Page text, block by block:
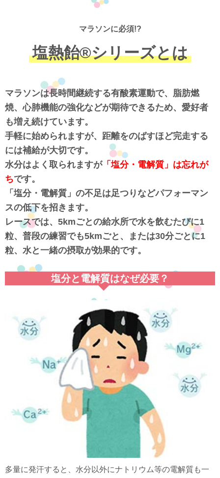
マラソンに必須!?
塩熱飴®シリーズとは
マラソンは長時間継続する有酸素運動で、脂肪燃
焼、心肺機能の強化などが期待できるため、愛好者
も増え続けています。
手軽に始められますが、距離をのばすほど完走する
には補給が大切です。
水分はよく取られますが「塩分・電解質」は忘れが
ちです。
「塩分・電解質」の不足は足つりなどパフォーマン
スの低下を招きます。
レースでは、5kmごとの給水所で水を飲むたびに1
粒、普段の練習でも5kmごと、または30分ごとに1
粒、水と一緒の摂取が効果的です。
塩分と電解質はなぜ必要？
多量に発汗すると、水分以外にナトリウム等の電解質も一